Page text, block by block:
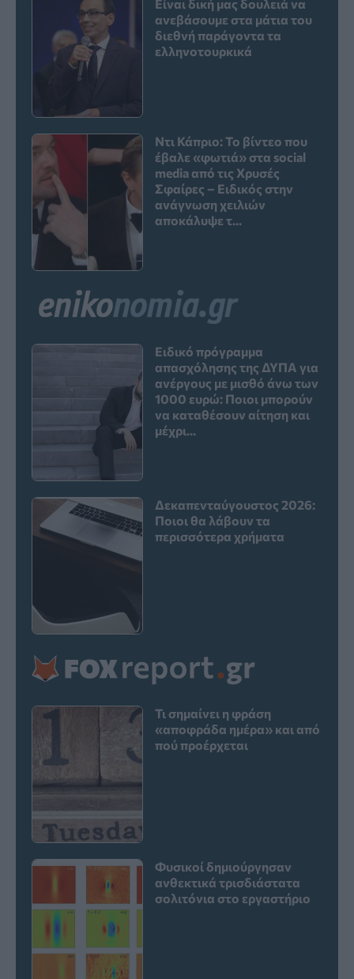
Είναι δική μας δουλειά να
ανεβάσουμε στα μάτια του
διεθνή παράγοντα τα
ελληνοτουρκικά
Ντι Κάπριο: Το βίντεο που
έβαλε «φωτιά» στα social
media από τις Χρυσές
Σφαίρες – Ειδικός στην
ανάγνωση χειλιών
αποκάλυψε τ...
Ειδικό πρόγραμμα
απασχόλησης της ΔΥΠΑ για
ανέργους με μισθό άνω των
1000 ευρώ: Ποιοι μπορούν
να καταθέσουν αίτηση και
μέχρι...
Δεκαπενταύγουστος 2026:
Ποιοι θα λάβουν τα
περισσότερα χρήματα
Τι σημαίνει η φράση
«αποφράδα ημέρα» και από
πού προέρχεται
Φυσικοί δημιούργησαν
ανθεκτικά τρισδιάστατα
σολιτόνια στο εργαστήριο